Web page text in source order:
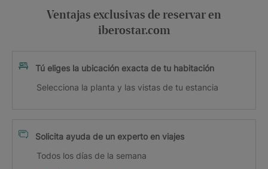
Ventajas exclusivas de reservar en
iberostar.com
Tú eliges la ubicación exacta de tu habitación
Selecciona la planta y las vistas de tu estancia
Solicita ayuda de un experto en viajes
Todos los días de la semana